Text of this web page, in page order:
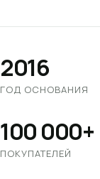
2016
ГОД ОСНОВАНИЯ
100 000+
ПОКУПАТЕЛЕЙ